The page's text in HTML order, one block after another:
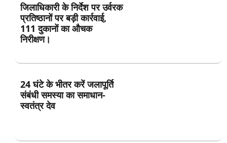
जिलाधिकारी के निर्देश पर उर्वरक
प्रतिष्ठानों पर बड़ी कार्रवाई,
111 दुकानों का औचक
निरीक्षण।
24 घंटे के भीतर करें जलापूर्ति
संबंधी समस्या का समाधान-
स्वतंत्र देव